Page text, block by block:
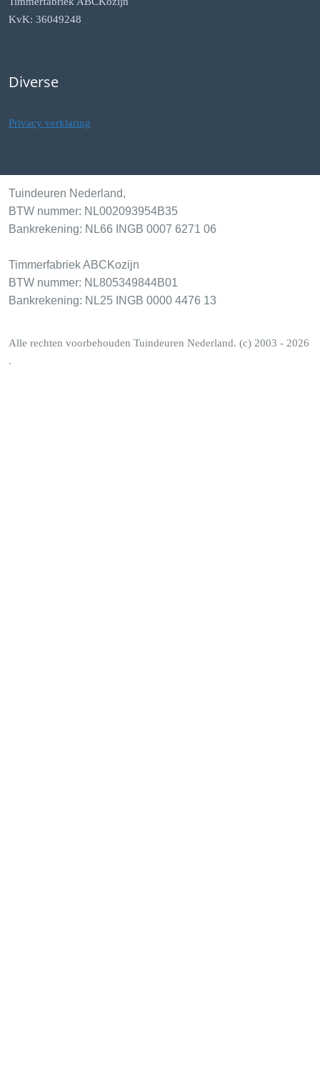
KvK: 36049248
Diverse
Privacy verklaring
Tuindeuren Nederland,
BTW nummer: NL002093954B35
Bankrekening: NL66 INGB 0007 6271 06
Timmerfabriek ABCKozijn
BTW nummer: NL805349844B01
Bankrekening: NL25 INGB 0000 4476 13
Alle rechten voorbehouden Tuindeuren Nederland. (c) 2003 - 2026
.